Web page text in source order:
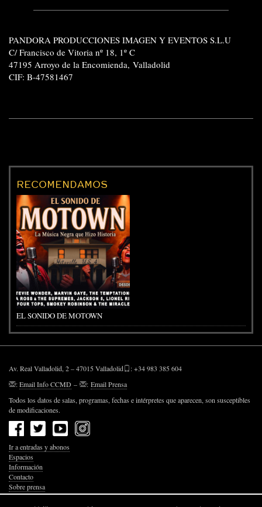
PANDORA PRODUCCIONES IMAGEN Y EVENTOS S.L.U
C/ Francisco de Vitoria nº 18, 1º C
47195 Arroyo de la Encomienda, Valladolid
CIF: B-47581467
RECOMENDAMOS
EL SONIDO DE MOTOWN
Av. Real Valladolid, 2 – 47015 Valladolid
: +34 983 385 604
:Email Info CCMD – : Email Prensa
Todos los datos de salas, programas, fechas e intérpretes que aparecen, son susceptibles
de modificaciones.
Ir a entradas y abonos
Espacios
Información
Contacto
Sobre prensa
Política de Privacidad